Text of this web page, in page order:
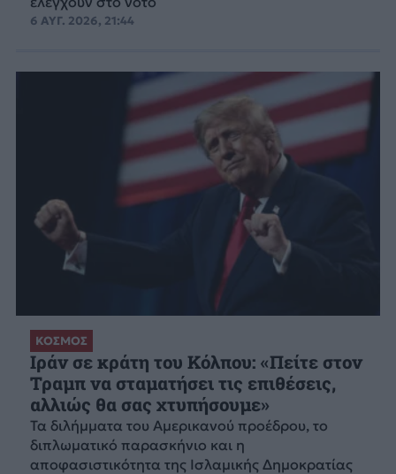
6 ΑΥΓ. 2026, 21:44
ΚΟΣΜΟΣ
Ιράν σε κράτη του Κόλπου: «Πείτε στον
Τραμπ να σταματήσει τις επιθέσεις,
αλλιώς θα σας χτυπήσουμε»
Τα διλήμματα του Αμερικανού προέδρου, το
διπλωματικό παρασκήνιο και η
αποφασιστικότητα της Ισλαμικής Δημοκρατίας